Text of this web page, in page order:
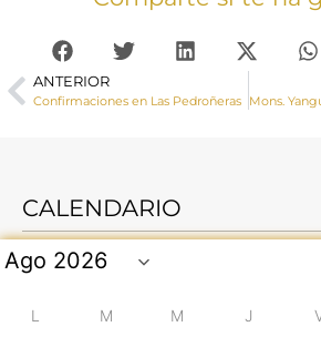
ANTERIOR
Confirmaciones en Las Pedroñeras
CALENDARIO
L M M J